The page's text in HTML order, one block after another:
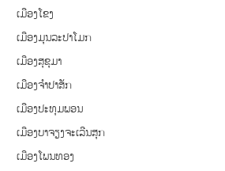
ເມືອງໂຂງ
ເມືອງມຸນລະປາໂມກ
ເມືອງສຸຂຸມາ
ເມືອງຈຳປາສັກ
ເມືອງປະທຸມພອນ
ເມືອງບາຈຽງຈະເລີນສຸກ
ເມືອງໂພນທອງ